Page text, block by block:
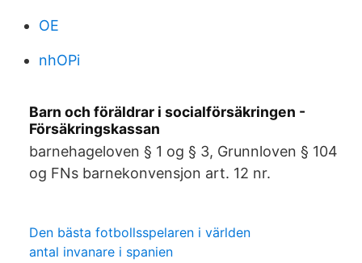
OE
nhOPi
Barn och föräldrar i socialförsäkringen -
Försäkringskassan
barnehageloven § 1 og § 3, Grunnloven § 104
og FNs barnekonvensjon art. 12 nr.
Den bästa fotbollsspelaren i världen
antal invanare i spanien